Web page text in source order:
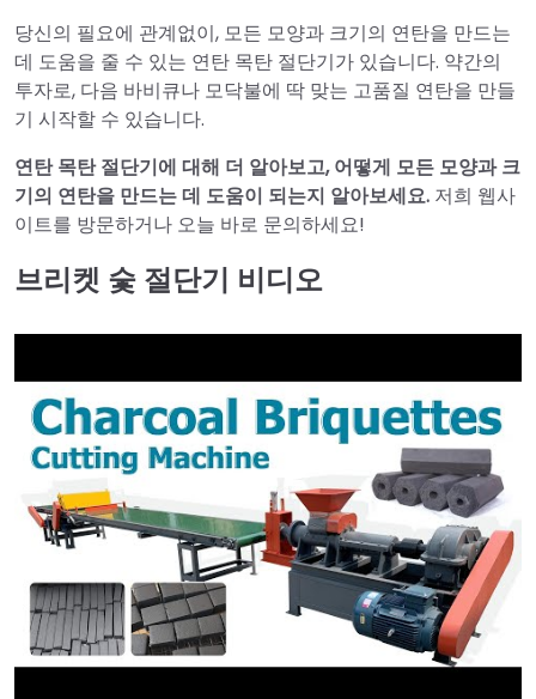
당신의 필요에 관계없이, 모든 모양과 크기의 연탄을 만드는
데 도움을 줄 수 있는 연탄 목탄 절단기가 있습니다. 약간의
투자로, 다음 바비큐나 모닥불에 딱 맞는 고품질 연탄을 만들
기 시작할 수 있습니다.
연탄 목탄 절단기에 대해 더 알아보고, 어떻게 모든 모양과 크
기의 연탄을 만드는 데 도움이 되는지 알아보세요. 저희 웹사
이트를 방문하거나 오늘 바로 문의하세요!
브리켓 숯 절단기 비디오